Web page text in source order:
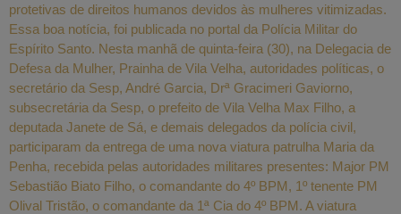
protetivas de direitos humanos devidos às mulheres vitimizadas.
Essa boa notícia, foi publicada no portal da Polícia Militar do
Espírito Santo. Nesta manhã de quinta-feira (30), na Delegacia de
Defesa da Mulher, Prainha de Vila Velha, autoridades políticas, o
secretário da Sesp, André Garcia, Drª Gracimeri Gaviorno,
subsecretária da Sesp, o prefeito de Vila Velha Max Filho, a
deputada Janete de Sá, e demais delegados da polícia civil,
participaram da entrega de uma nova viatura patrulha Maria da
Penha, recebida pelas autoridades militares presentes: Major PM
Sebastião Biato Filho, o comandante do 4º BPM, 1º tenente PM
Olival Tristão, o comandante da 1ª Cia do 4º BPM. A viatura